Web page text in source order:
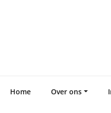
Home Over ons